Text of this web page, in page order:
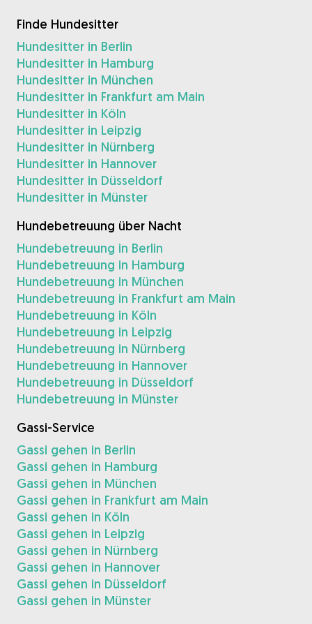
perfekten Hundesitter zu finden und zu
buchen. Tausende von liebevollen Sittern
sind bereit, sich um deinen Hund wie ein
Familienmitglied zu kümmern! Tierärztliche
Versorgung und Kostenlose Stornierung bei
jeder Buchung.
Entdecke Gudog
Finde Hundesitter
Hundesitter in Berlin
Hundesitter in Hamburg
Hundesitter in München
Hundesitter in Frankfurt am Main
Hundesitter in Köln
Hundesitter in Leipzig
Hundesitter in Nürnberg
Hundesitter in Hannover
Hundesitter in Düsseldorf
Hundesitter in Münster
Hundebetreuung über Nacht
Hundebetreuung in Berlin
Hundebetreuung in Hamburg
Hundebetreuung in München
Hundebetreuung in Frankfurt am Main
Hundebetreuung in Köln
Hundebetreuung in Leipzig
Hundebetreuung in Nürnberg
Hundebetreuung in Hannover
Hundebetreuung in Düsseldorf
Hundebetreuung in Münster
Gassi-Service
Gassi gehen in Berlin
Gassi gehen in Hamburg
Gassi gehen in München
Gassi gehen in Frankfurt am Main
Gassi gehen in Köln
Gassi gehen in Leipzig
Gassi gehen in Nürnberg
Gassi gehen in Hannover
Gassi gehen in Düsseldorf
Gassi gehen in Münster